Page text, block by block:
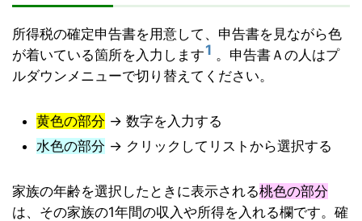
所得税の確定申告書を用意して、申告書を見ながら色
が着いている箇所を入力します1 。申告書Ａの人はプ
ルダウンメニューで切り替えてください。
黄色の部分 → 数字を入力する
水色の部分 → クリックしてリストから選択する
家族の年齢を選択したときに表示される桃色の部分
は、その家族の1年間の収入や所得を入れる欄です。確